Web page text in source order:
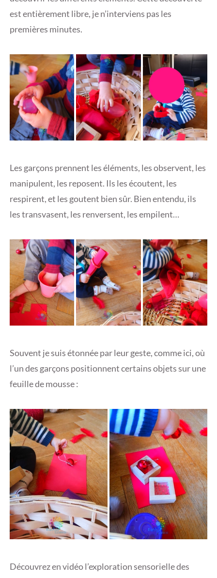
est entièrement libre, je n’interviens pas les
premières minutes.
Les garçons prennent les éléments, les observent, les
manipulent, les reposent. Ils les écoutent, les
respirent, et les goutent bien sûr. Bien entendu, ils
les transvasent, les renversent, les empilent…
Souvent je suis étonnée par leur geste, comme ici, où
l’un des garçons positionnent certains objets sur une
feuille de mousse :
Découvrez en vidéo l’exploration sensorielle des